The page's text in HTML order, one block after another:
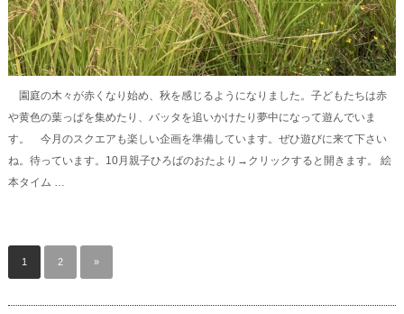
園庭の木々が赤くなり始め、秋を感じるようになりました。子どもたちは赤
や黄色の葉っぱを集めたり、バッタを追いかけたり夢中になって遊んでいま
す。 今月のスクエアも楽しい企画を準備しています。ぜひ遊びに来て下さい
ね。待っています。10月親子ひろばのおたより→クリックすると開きます。 絵
本タイム …
1 2 »